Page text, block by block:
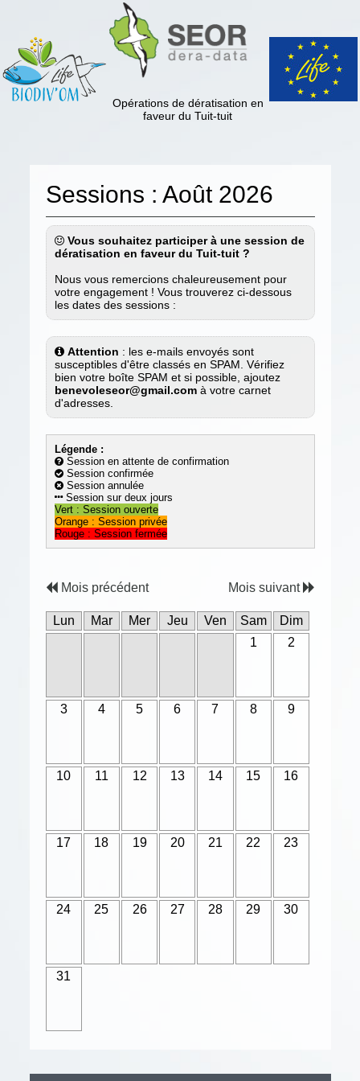
Opérations de dératisation en
faveur du Tuit-tuit
Sessions : Août 2026
Vous souhaitez participer à une session de
dératisation en faveur du Tuit-tuit ?
Nous vous remercions chaleureusement pour
votre engagement ! Vous trouverez ci-dessous
les dates des sessions :
Attention : les e-mails envoyés sont
susceptibles d'être classés en SPAM. Vérifiez
bien votre boîte SPAM et si possible, ajoutez
benevoleseor@gmail.comà votre carnet
d'adresses.
Légende :
Session en attente de confirmation
Session confirmée
Session annulée
Session sur deux jours
Vert : Session ouverte
Orange : Session privée
Rouge : Session fermée
Mois suivant
Mois précédent
Lun Mar Mer Jeu Ven Sam
Dim
1
2
3 4 5 6 7 8 9
10 11 12 13 14 15 16
17 18 19 20 21 22 23
24 25 26 27 28 29 30
31